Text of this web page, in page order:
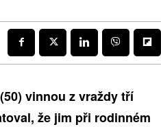
vinnou z vraždy tří
že jim při rodinném